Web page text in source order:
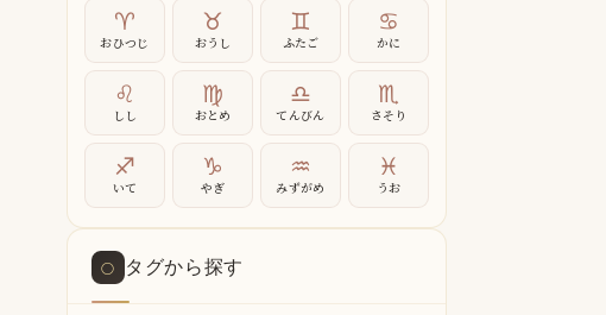
♈
おひつじ
♉
おうし
♊
ふたご
♋
かに
♌
しし
♍
おとめ
♎
てんびん
♏
さそり
♐
いて
♑
やぎ
♒
みずがめ
♓
うお
○ タグから探す